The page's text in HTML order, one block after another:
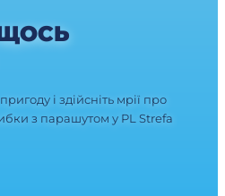
і здійсніть мрії про
з парашутом у PL Strefa